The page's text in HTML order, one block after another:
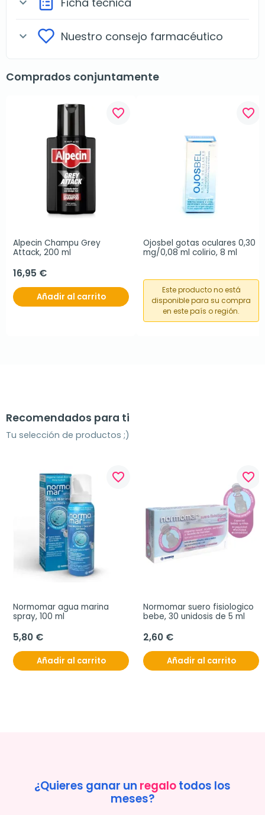
expand_more Nuestro consejo farmacéutico
Comprados conjuntamente
favorite_border
Alpecin Champu Grey
Attack, 200 ml
16,95 €
Añadir al carrito
favorite_border
Ojosbel gotas oculares 0,30
mg/0,08 ml colirio, 8 ml
Este producto no está
disponible para su compra
en este país o región.
Recomendados para ti
Tu selección de productos ;)
favorite_border
Normomar agua marina
spray, 100 ml
5,80 €
Añadir al carrito
favorite_border
Normomar suero fisiologico
bebe, 30 unidosis de 5 ml
2,60 €
Añadir al carrito
¿Quieres ganar un regalotodos los
meses?